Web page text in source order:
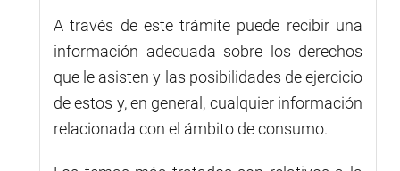
A través de este trámite puede recibir una
información adecuada sobre los derechos
que le asisten y las posibilidades de ejercicio
de estos y, en general, cualquier información
relacionada con el ámbito de consumo.